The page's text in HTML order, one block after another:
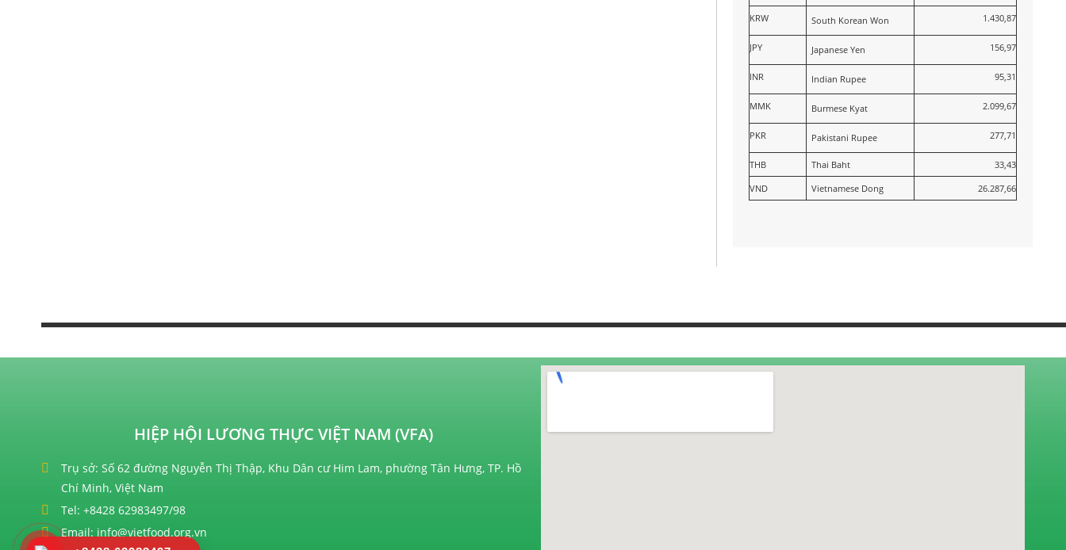
KRW South Korean Won 1.430,87
JPY Japanese Yen 156,97
INR Indian Rupee 95,31
MMK Burmese Kyat 2.099,67
PKR Pakistani Rupee 277,71
THB Thai Baht
33,43
VND
Vietnamese Dong 26.287,66
HIỆP HỘI LƯƠNG THỰC VIỆT NAM (VFA)
Trụ sở: Số 62 đường Nguyễn Thị Thập, Khu Dân cư Him Lam, phường Tân Hưng, TP. Hồ
Chí Minh, Việt Nam
Tel: +8428 62983497/98
Email: info@vietfood.org.vn